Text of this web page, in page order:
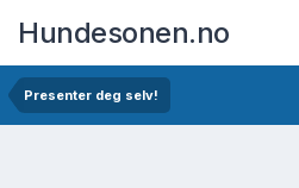
Hundesonen.no
Presenter deg selv!